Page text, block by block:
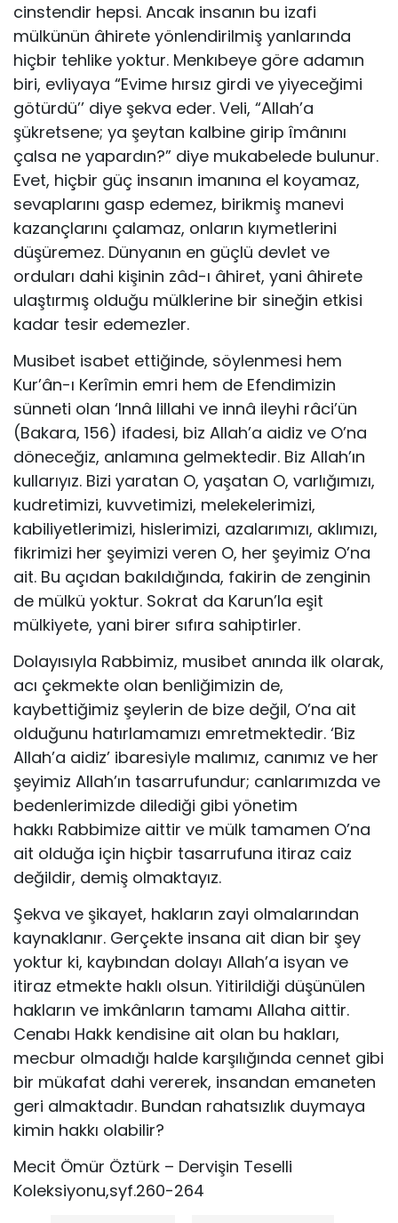
cinstendir hepsi. Ancak insanın bu izafi
mülkünün âhirete yönlendirilmiş yanlarında
hiçbir tehlike yoktur. Menkıbeye göre adamın
biri, evliyaya “Evime hırsız girdi ve yiyeceğimi
götürdü’’ diye şekva eder. Veli, “Allah’a
şükretsene; ya şeytan kalbine girip îmânını
çalsa ne yapardın?” diye mukabelede bulunur.
Evet, hiçbir güç insanın imanına el koyamaz,
sevaplarını gasp edemez, birikmiş manevi
kazançlarını çalamaz, onların kıymetlerini
düşüremez. Dünyanın en güçlü devlet ve
orduları dahi kişinin zâd-ı âhiret, yani âhirete
ulaştırmış olduğu mülklerine bir sineğin etkisi
kadar tesir edemezler.
Musibet isabet ettiğinde, söylenmesi hem
Kur’ân-ı Kerîmin emri hem de Efendimizin
sünneti olan ‘Innâ lillahi ve innâ ileyhi râci’ün
(Bakara, 156) ifadesi, biz Allah’a aidiz ve O’na
döneceğiz, anlamına gelmektedir. Biz Allah’ın
kullarıyız. Bizi yaratan O, yaşatan O, varlığımızı,
kudretimizi, kuvvetimizi, melekelerimizi,
kabiliyetlerimizi, hislerimizi, azalarımızı, aklımızı,
fikrimizi her şeyimizi veren O, her şeyimiz O’na
ait. Bu açıdan bakıldığında, fakirin de zenginin
de mülkü yoktur. Sokrat da Karun’la eşit
mülkiyete, yani birer sıfıra sahiptirler.
Dolayısıyla Rabbimiz, musibet anında ilk olarak,
acı çekmekte olan benliğimizin de,
kaybettiğimiz şeylerin de bize değil, O’na ait
olduğunu hatırlamamızı emretmektedir. ‘Biz
Allah’a aidiz’ ibaresiyle malımız, canımız ve her
şeyimiz Allah’ın tasarrufundur; canlarımızda ve
bedenlerimizde dilediği gibi yönetim
hakkı Rabbimize aittir ve mülk tamamen O’na
ait olduğa için hiçbir tasarrufuna itiraz caiz
değildir, demiş olmaktayız.
Şekva ve şikayet, hakların zayi olmalarından
kaynaklanır. Gerçekte insana ait dian bir şey
yoktur ki, kaybından dolayı Allah’a isyan ve
itiraz etmekte haklı olsun. Yitirildiği düşünülen
hakların ve imkânların tamamı Allaha aittir.
Cenabı Hakk kendisine ait olan bu hakları,
mecbur olmadığı halde karşılığında cennet gibi
bir mükafat dahi vererek, insandan emaneten
geri almaktadır. Bundan rahatsızlık duymaya
kimin hakkı olabilir?
Mecit Ömür Öztürk – Dervişin Teselli
Koleksiyonu,syf.260-264